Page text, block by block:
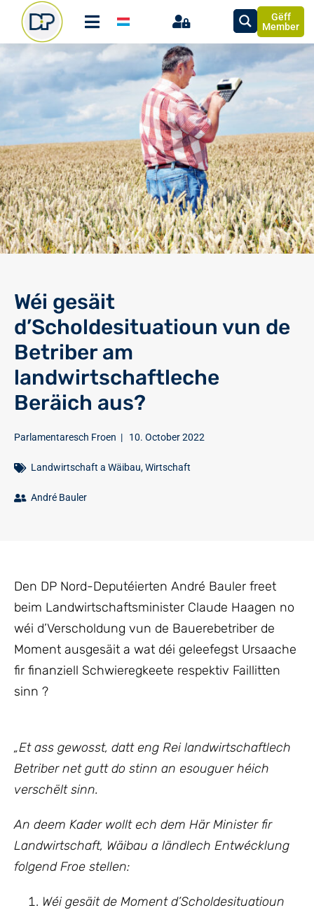
Gëff
Member
Wéi gesäit
d’Scholdesituatioun vun de
Betriber am
landwirtschaftleche
Beräich aus?
Parlamentaresch Froen | 10. October 2022
Landwirtschaft a Wäibau,Wirtschaft
André Bauler
Den DP Nord-Deputéierten André Bauler freet
beim Landwirtschaftsminister Claude Haagen no
wéi d’Verscholdung vun de Bauerebetriber de
Moment ausgesäit a wat déi geleefegst Ursaache
fir finanziell Schwieregkeete respektiv Faillitten
sinn ?
„Et ass gewosst, datt eng Rei landwirtschaftlech
Betriber net gutt do stinn an esouguer héich
verschëlt sinn.
An deem Kader wollt ech dem Här Minister fir
Landwirtschaft, Wäibau a ländlech Entwécklung
folgend Froe stellen:
Wéi gesäit de Moment d’Scholdesituatioun